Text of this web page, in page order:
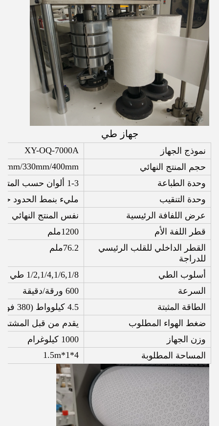
جهاز طي
نموذج الجهاز
XY-OQ-7000A
حجم المنتج النهائي
330mm/400mm
وحدة الطباعة
1-3 ألوان حسب المتطلبات
وحدة التنقيب
مليء بنمط الحدود
عرض اللفافة الرئيسية
نفس المنتج النهائي
قطر اللفة الأم
1200ملم
القطر الداخلي للقلب الرئيسي
للدراجة
76.2ملم
أسلوب الطي
1/2,1/4,1/6,1/8 طي حسب المتطلبات
السرعة
600 ورقة/دقيقة
الطاقة المثبتة
4.5 كيلوواط (380 فولت 50 هرتز 3 مراحل)
ضغط الهواء المطلوب
يقدم من قبل
وزن الجهاز
1000 كيلوغرام
المساحة المطلوبة
4*1*1.5m